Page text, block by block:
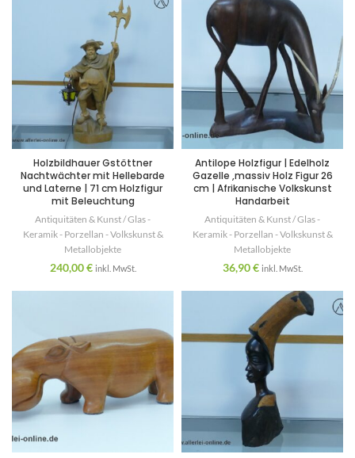
Holzbildhauer Gstöttner
Nachtwächter mit Hellebarde
und Laterne | 71 cm Holzfigur
mit Beleuchtung
Antiquitäten & Kunst / Glas -
Keramik - Porzellan - Volkskunst &
Metallobjekte
240,00€ inkl. MwSt.
Antilope Holzfigur | Edelholz
Gazelle ,massiv Holz Figur 26
cm | Afrikanische Volkskunst
Handarbeit
Antiquitäten & Kunst / Glas -
Keramik - Porzellan - Volkskunst &
Metallobjekte
36,90€ inkl. MwSt.